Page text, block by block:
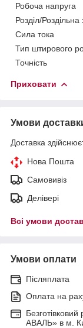
Робоча напруга
Розділ/Роздільна
Сила тока
Тип штирового
Точність
Приховати
Умови
Доставка
Нова Пошта
Самовивіз
Делівері
Всі умови
Умови оплати
Післяплата
Оплата на
АВАЛЬ» в м.